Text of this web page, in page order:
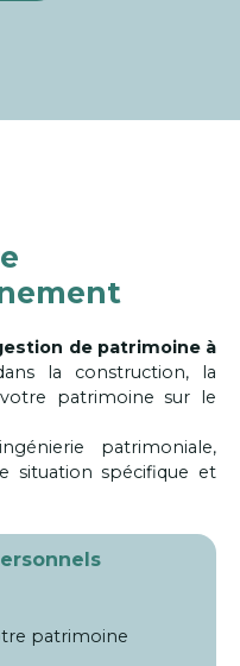
de patrimoine à
la construction, la
patrimoine sur le
patrimoniale,
situation spécifique et
patrimoine